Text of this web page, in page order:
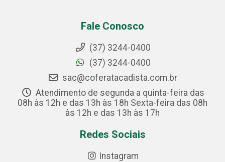
Fale Conosco
(37) 3244-0400
(37) 3244-0400
sac@coferatacadista.com.br
Atendimento de segunda a quinta-feira das
08h às 12h e das 13h às 18h Sexta-feira das 08h
às 12h e das 13h às 17h
Redes Sociais
Instagram